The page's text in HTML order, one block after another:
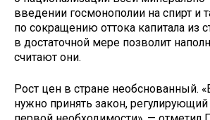
введении госмонополии на спирт и
по сокращению оттока капитала из
в достаточной мере позволит
считают они.
Рост цен в стране необснованный.
нужно принять закон,